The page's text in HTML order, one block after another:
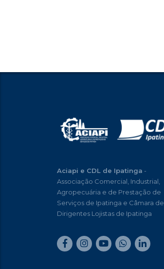
Aciapi e CDL de Ipatinga -
Associação Comercial, Industrial,
Agropecuária e de Prestação de
Serviços de Ipatinga e Câmara de
Dirigentes Lojistas de Ipatinga